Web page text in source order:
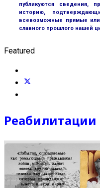
публикуются сведения,
историю,
всевозможные прямые или
славного прошлого нашей
Featured
Реабилитации